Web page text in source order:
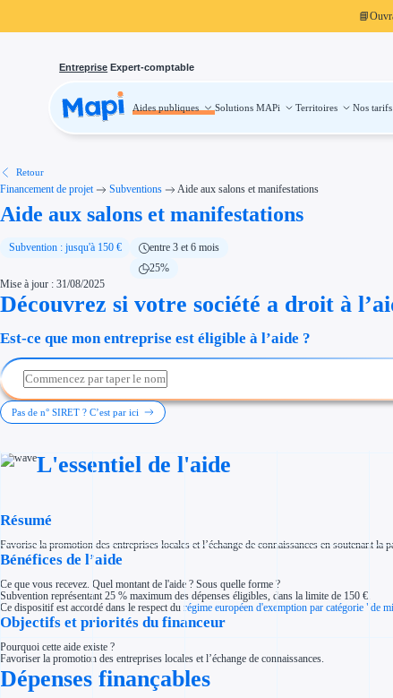
📘
Entreprise Expert-comptable
Aides publiques Solutions MAPi Territoires Nos tarifs
Aides publiques
Investissement
Thématiques
Transition écologique
Développement international
Économies d'énergie et d'eau
Cession d'entreprise
Entreprise en difficulté
Type de financements
Aides sans remboursement
Subventions
Investir dans une entreprise
Aides Urssaf
Prêts publics
Par financeur
Aides ADEME
Tous les financeurs
Solutions MAPi
Simulateur d'éligibilité
Ouvrage
Territoires
Régions de A à H
Retour
Financement de projet Subventions Aide aux salons et manifestations
Aide aux salons et manifestations
Subvention : jusqu'à 150 €
entre 3 et 6 mois
25%
Mise à jour : 31/08/2025
Découvrez si votre société a droit à
Est-ce que mon entreprise est éligible à l’aide ?
Pas de n° SIRET ? C’est par ici
L'essentiel de l'aide
Résumé
Favorise la promotion des entreprises locales et l’échange de connaissances en soutenant
Bénéfices de l’aide
Ce que vous recevez. Quel montant de l'aide ? Sous quelle forme ?
Subvention représentant 25 % maximum des dépenses éligibles, dans la limite de 150 €.
Ce dispositif est accordé dans le respect du régime européen d'exemption par catégorie "de
Objectifs et priorités du financeur
Pourquoi cette aide existe ?
Favoriser la promotion des entreprises locales et l’échange de connaissances.
Dépenses finançables